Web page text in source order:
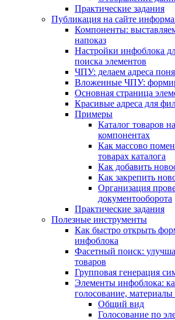
Практические задания
Публикация на сайте
Компоненты:
напоказ
Настройки инфоблока
поиска элементов
ЧПУ: делаем адреса
Вложенные ЧПУ:
Основная страница
Красивые адреса для
Примеры
Каталог товаров
компонентах
Как массово
товарах каталога
Как добавить
Как закрепить
Организация
документооборота
Практические задания
Полезные инструменты
Как быстро открыть
инфоблока
Фасетный поиск:
товаров
Групповая генерация
Элементы инфоблока:
голосование,
Общий вид
Голосование по